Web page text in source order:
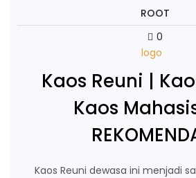
ROOT
0
logo
Kaos Reuni |
Kaos
Kaos Reuni dewasa ini menjadi